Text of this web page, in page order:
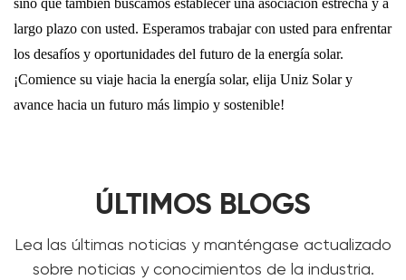
largo plazo con usted. Esperamos trabajar con usted para enfrentar
los desafíos y oportunidades del futuro de la energía solar.
¡Comience su viaje hacia la energía solar, elija Uniz Solar y
avance hacia un futuro más limpio y sostenible!
ÚLTIMOS BLOGS
Lea las últimas noticias y manténgase actualizado
sobre noticias y conocimientos de la industria.